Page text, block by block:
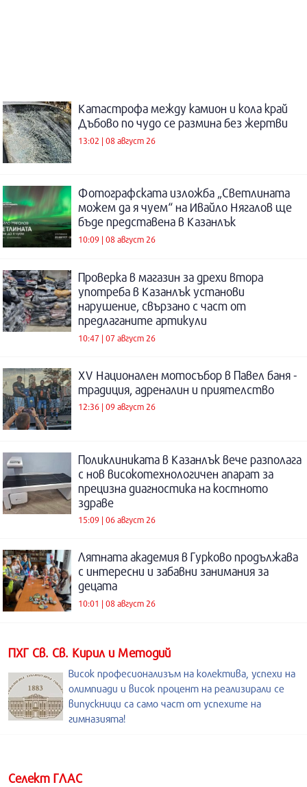
Катастрофа между камион и кола край
Дъбово по чудо се размина без жертви
13:02 | 08 август 26
Фотографската изложба „Светлината
можем да я чуем“ на Ивайло Нягалов ще
бъде представена в Казанлък
10:09 | 08 август 26
Проверка в магазин за дрехи втора
употреба в Казанлък установи
нарушение, свързано с част от
предлаганите артикули
10:47 | 07 август 26
XV Национален мотосъбор в Павел баня -
традиция, адреналин и приятелство
12:36 | 09 август 26
Поликлиниката в Казанлък вече разполага
с нов високотехнологичен апарат за
прецизна диагностика на костното
здраве
15:09 | 06 август 26
Лятната академия в Гурково продължава
с интересни и забавни занимания за
децата
10:01 | 08 август 26
ПХГ Св. Св. Кирил и Методий
Висок професионализъм на колектива, успехи на
олимпиади и висок процент на реализирали се
випускници са само част от успехите на
гимназията!
Селект ГЛАС